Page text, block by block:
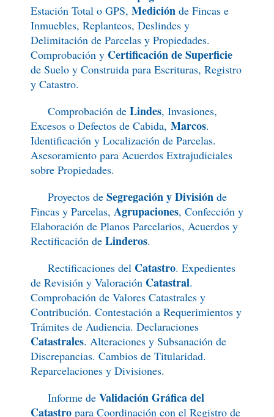
Estación Total o GPS, Medición de Fincas e
Inmuebles, Replanteos, Deslindes y
Delimitación de Parcelas y Propiedades.
Comprobación y Certificación de Superficie
de Suelo y Construida para Escrituras, Registro
y Catastro.
Comprobación de Lindes, Invasiones,
Excesos o Defectos de Cabida, Marcos.
Identificación y Localización de Parcelas.
Asesoramiento para Acuerdos Extrajudiciales
sobre Propiedades.
Proyectos de Segregación y División de
Fincas y Parcelas, Agrupaciones, Confección y
Elaboración de Planos Parcelarios, Acuerdos y
Rectificación de Linderos.
Rectificaciones del Catastro. Expedientes
de Revisión y Valoración Catastral.
Comprobación de Valores Catastrales y
Contribución. Contestación a Requerimientos y
Trámites de Audiencia. Declaraciones
Catastrales. Alteraciones y Subsanación de
Discrepancias. Cambios de Titularidad.
Reparcelaciones y Divisiones.
Informe de Validación Gráfica del
Catastro para Coordinación con el Registro de